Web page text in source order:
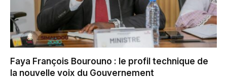
Faya François Bourouno : le profil technique de
la nouvelle voix du Gouvernement